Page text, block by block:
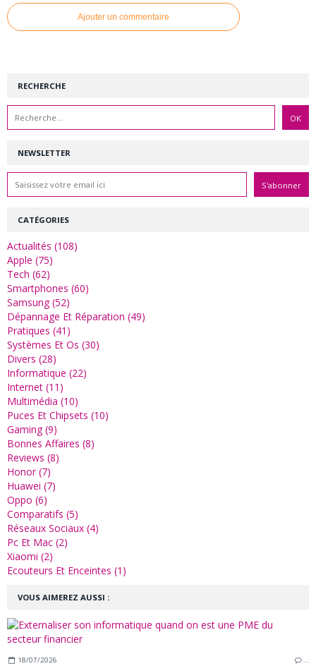
Ajouter un commentaire
NEWSLETTER
RECHERCHE
VOUS AIMEREZ AUSSI :
18/07/2026 …
CATÉGORIES
Actualités (108)
Apple (75)
Tech (62)
Smartphones (60)
Samsung (52)
Dépannage Et Réparation (49)
Pratiques (41)
Systèmes Et Os (30)
Divers (28)
Informatique (22)
Internet (11)
Multimédia (10)
Puces Et Chipsets (10)
Gaming (9)
Bonnes Affaires (8)
Reviews (8)
Honor (7)
Huawei (7)
Oppo (6)
Comparatifs (5)
Réseaux Sociaux (4)
Pc Et Mac (2)
Xiaomi (2)
Ecouteurs Et Enceintes (1)